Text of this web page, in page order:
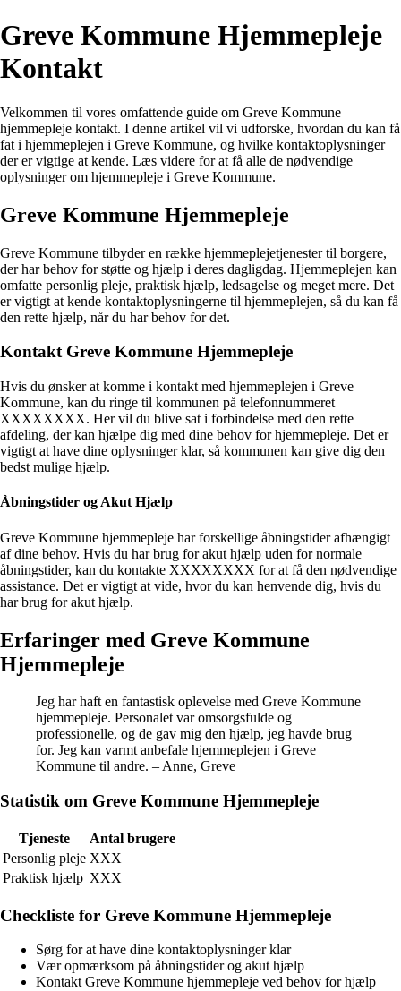
Greve Kommune Hjemmepleje
Kontakt
Velkommen til vores omfattende guide om Greve Kommune
hjemmepleje kontakt. I denne artikel vil vi udforske, hvordan du kan få
fat i hjemmeplejen i Greve Kommune, og hvilke kontaktoplysninger
der er vigtige at kende. Læs videre for at få alle de nødvendige
oplysninger om hjemmepleje i Greve Kommune.
Greve Kommune Hjemmepleje
Greve Kommune tilbyder en række hjemmeplejetjenester til borgere,
der har behov for støtte og hjælp i deres dagligdag. Hjemmeplejen kan
omfatte personlig pleje, praktisk hjælp, ledsagelse og meget mere. Det
er vigtigt at kende kontaktoplysningerne til hjemmeplejen, så du kan få
den rette hjælp, når du har behov for det.
Kontakt Greve Kommune Hjemmepleje
Hvis du ønsker at komme i kontakt med hjemmeplejen i Greve
Kommune, kan du ringe til kommunen på telefonnummeret
XXXXXXXX. Her vil du blive sat i forbindelse med den rette
afdeling, der kan hjælpe dig med dine behov for hjemmepleje. Det er
vigtigt at have dine oplysninger klar, så kommunen kan give dig den
bedst mulige hjælp.
Åbningstider og Akut Hjælp
Greve Kommune hjemmepleje har forskellige åbningstider afhængigt
af dine behov. Hvis du har brug for akut hjælp uden for normale
åbningstider, kan du kontakte XXXXXXXX for at få den nødvendige
assistance. Det er vigtigt at vide, hvor du kan henvende dig, hvis du
har brug for akut hjælp.
Erfaringer med Greve Kommune
Hjemmepleje
Jeg har haft en fantastisk oplevelse med Greve Kommune
hjemmepleje. Personalet var omsorgsfulde og
professionelle, og de gav mig den hjælp, jeg havde brug
for. Jeg kan varmt anbefale hjemmeplejen i Greve
Kommune til andre. – Anne, Greve
Statistik om Greve Kommune Hjemmepleje
Tjeneste
Antal brugere
Personlig pleje XXX
Praktisk hjælp XXX
Checkliste for Greve Kommune Hjemmepleje
Sørg for at have dine kontaktoplysninger klar
Vær opmærksom på åbningstider og akut hjælp
Kontakt Greve Kommune hjemmepleje ved behov for hjælp